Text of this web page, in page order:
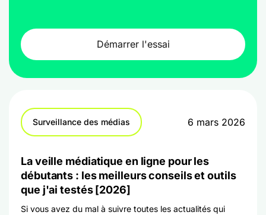
Démarrer l'essai
Surveillance des médias 6 mars 2026
La veille médiatique en ligne pour les
débutants : les meilleurs conseils et outils
que j'ai testés [2026]
Si vous avez du mal à suivre toutes les actualités qui